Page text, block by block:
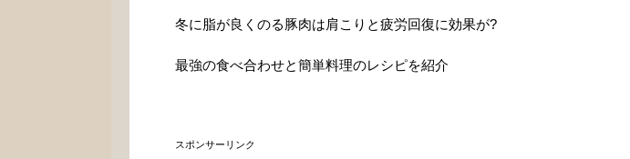
冬に脂が良くのる豚肉は肩こりと疲労回復に効果が?
最強の食べ合わせと簡単料理のレシピを紹介
スポンサーリンク